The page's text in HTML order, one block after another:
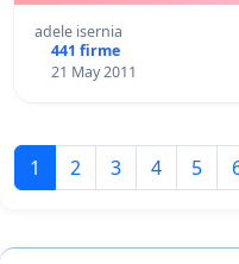
adele isernia
441 firme
21 May 2011
1 2 3 4 5